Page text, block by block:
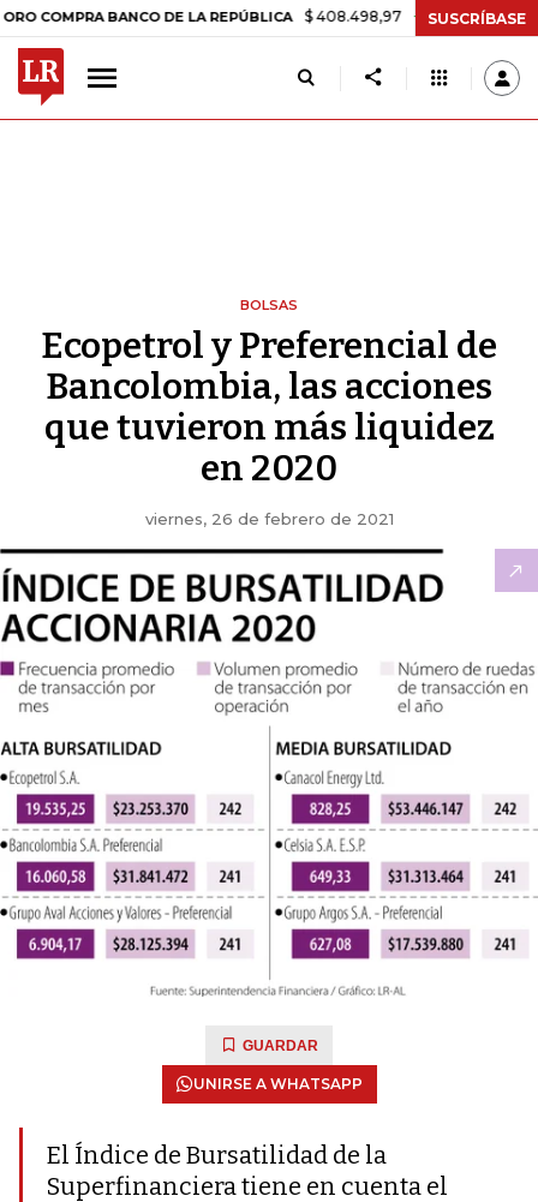
BANCO DE LA REPÚBLICA $ 408.498,97 +$ 8.753,81 +2,19%
SUSCRÍBASE
BOLSAS
Ecopetrol y Preferencial de
Bancolombia, las acciones
que tuvieron más liquidez
en 2020
viernes, 26 de febrero de 2021
GUARDAR
UNIRSE A WHATSAPP
El Índice de Bursatilidad de la
Superfinanciera tiene en cuenta el